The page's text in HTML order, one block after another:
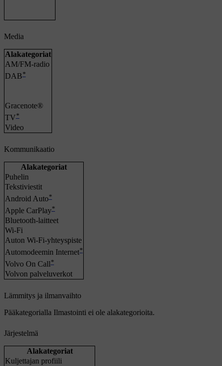
Media
Alakategoriat
AM/FM-radio
DAB*
Gracenote®
TV*
Video
Kommunikaatio
Alakategoriat
Puhelin
Tekstiviestit
Android Auto*
Apple CarPlay*
Bluetooth-laitteet
Wi-Fi
Auton Wi-Fi-yhteyspiste
Automodeemin Internet*
Volvo On Call*
Volvon palveluverkot
Lämmitys ja ilmanvaihto
Pääkategorialla Ilmastointi ei ole alakategorioita.
Järjestelmä
Alakategoriat
Kuljettajan profiili